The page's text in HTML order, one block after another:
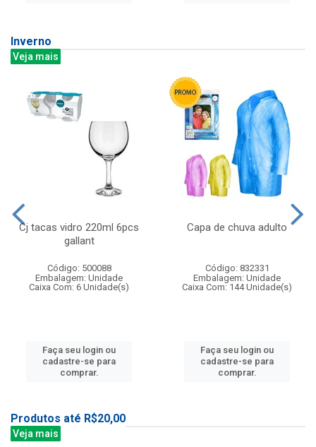
Inverno
Veja mais
Cj tacas vidro 220ml 6pcs
gallant
Código: 500088
Embalagem: Unidade
Caixa Com: 6 Unidade(s)
Faça seu login ou
cadastre-se para
comprar.
Capa de chuva adulto
Código: 832331
Embalagem: Unidade
Caixa Com: 144 Unidade(s)
Faça seu login ou
cadastre-se para
comprar.
Produtos até R$20,00
Veja mais